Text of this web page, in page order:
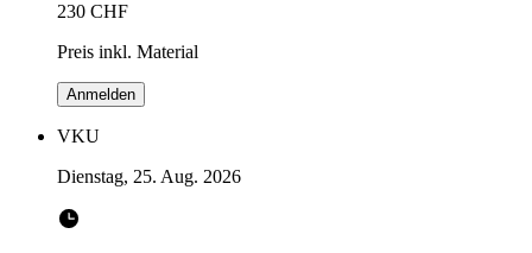
230 CHF
Preis inkl. Material
Anmelden
VKU
Dienstag, 25. Aug. 2026